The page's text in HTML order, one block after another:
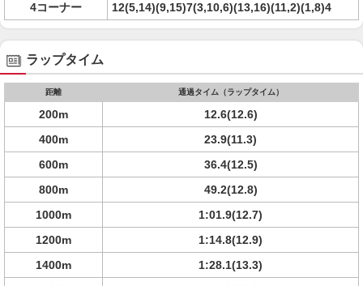
4コーナー
12(5,14)(9,15)7(3,10,6)(13,16)(11,2)(1,8)4
ラップタイム
距離 通過タイム（ラップタイム）
200m
12.6(12.6)
400m
23.9(11.3)
600m
36.4(12.5)
800m
49.2(12.8)
1000m
1:01.9(12.7)
1200m
1:14.8(12.9)
1400m
1:28.1(13.3)